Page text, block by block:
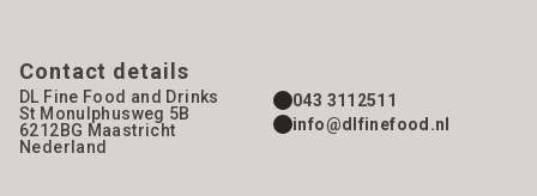
Contact details
DL Fine Food and Drinks
St Monulphusweg 5B
6212BG Maastricht
Nederland
043 3112511
info@dlfinefood.nl